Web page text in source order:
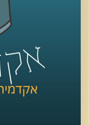
המהפכה
ייצוגים
צפיית הזלילה על
המסדרון שלנו,
בקהילתיות. עוד
מדוע הפכה
שנהיה קצת כבדים